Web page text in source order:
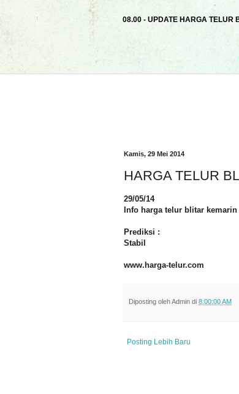
08.00 - UPDATE HARGA TELUR
Kamis, 29 Mei 2014
HARGA TELUR
29/05/14
Info harga telur blitar kemarin
Prediksi :
Stabil
www.harga-telur.com
Diposting olehAdmin di 8:00:00 AM
Posting Lebih Baru